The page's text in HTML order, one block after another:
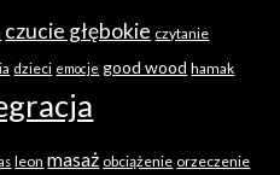
czucie głębokie czytanie
dzieci emocje good wood hamak
leon masaż obciążenie orzeczenie